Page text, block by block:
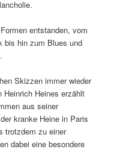
entstanden, vom
bis hin zum Blues und
.
Skizzen immer wieder
Heinrich Heines erzählt
aus seiner
kranke Heine in Paris
trotzdem zu einer
dabei eine besondere